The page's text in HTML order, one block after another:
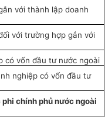
với thành lập doanh
với trường hợp gắn với
có vốn đầu tư nước ngoài
nghiệp có vốn đầu tư
phi chính phủ nước ngoài